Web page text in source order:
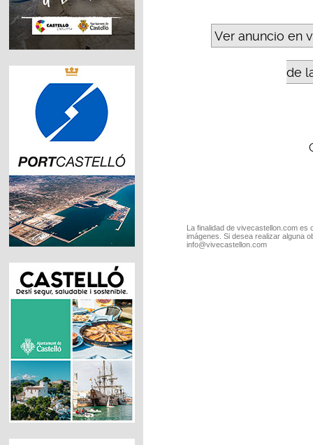
Ver anuncio en
de
La finalidad de vivecastellon.com
imágenes. Si desea realizar alguna
info@vivecastellon.com